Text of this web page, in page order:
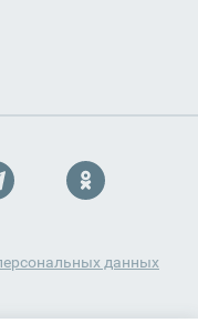
данных